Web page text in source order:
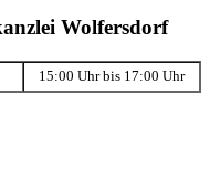
Wolfersdorf
15:00 Uhr bis 17:00 Uhr